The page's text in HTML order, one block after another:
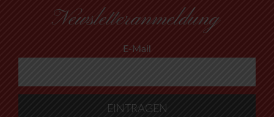
Newsletteranmeldung
E-Mail